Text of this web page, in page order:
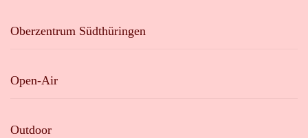
Oberzentrum Südthüringen
Open-Air
Outdoor